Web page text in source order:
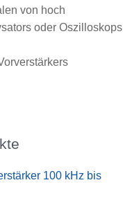
von hoch
oder Oszilloskops
100 kHz bis